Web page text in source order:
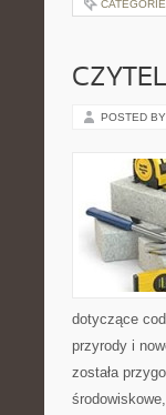
POSTED
dotyczące
przyrody i
została